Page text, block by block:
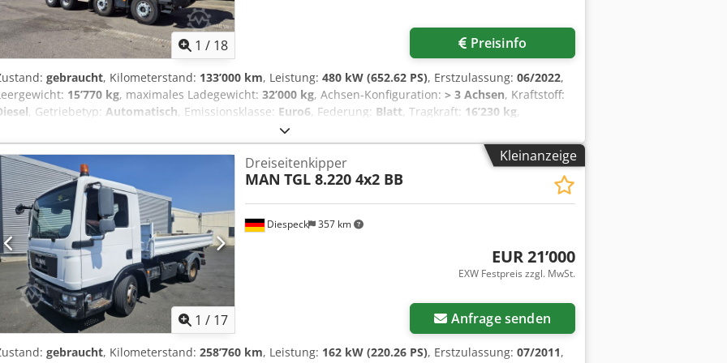
1 / 18 Preisinfo
gebraucht, Kilometerstand: 133’000 km, Leistung: 480 kW (652.62 PS), Erstzulassung: 06/2022,
15’770 kg, maximales Ladegewicht: 32’000 kg, Achsen-Konfiguration: > 3 Achsen, Kraftstoff:
, Getriebetyp: Automatisch, Emissionsklasse: Euro6, Federung: Blatt, Tragkraft: 16’230 kg,
Bluetooth, Bordcomputer, Klimaanlage, Kühlschrank, Rückfahrkamera, Tempomat,
, • Zwei-Kammer-Kippaufbau KH, 13 m³ • 2 Luken • Manuelle Plane • Hydraulische
Ladebordwand • Trichter Dedpfx Ajzqhfajbleck • Rückfahrkamera • ROCKINGER-Anhängerkupplung •
Vertikaler Auspuff • Staufach • Nebelscheinwerfer • Klimaanlage • GPS • Beheizbarer Sitz •
Differentialsperre • Warnblinkanlage • Kühlbox
Kleinanzeige
1 / 17
Diespeck 357 km
Dreiseitenkipper
MAN TGL 8.220 4x2 BB
EUR 21’000
EXW Festpreis zzgl. MwSt.
Anfrage senden
gebraucht, Kilometerstand: 258’760 km, Leistung: 162 kW (220.26 PS), Erstzulassung: 07/2011,